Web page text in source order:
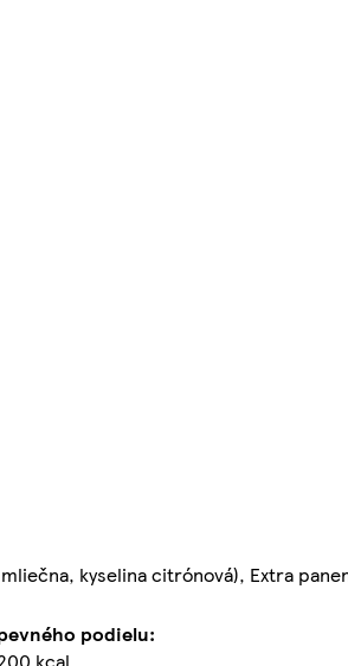
kyselina citrónová), Extra
podielu:
kcal